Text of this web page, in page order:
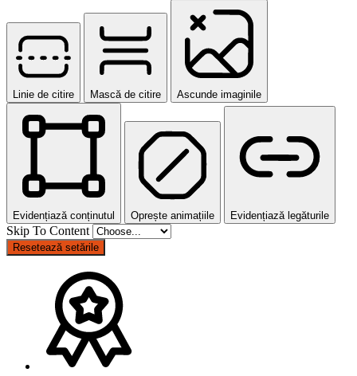
Linie de citire Mască de citire Ascunde imaginile
Evidențiază conținutul Oprește animațiile Evidențiază legăturile
Skip To Content
Resetează setările